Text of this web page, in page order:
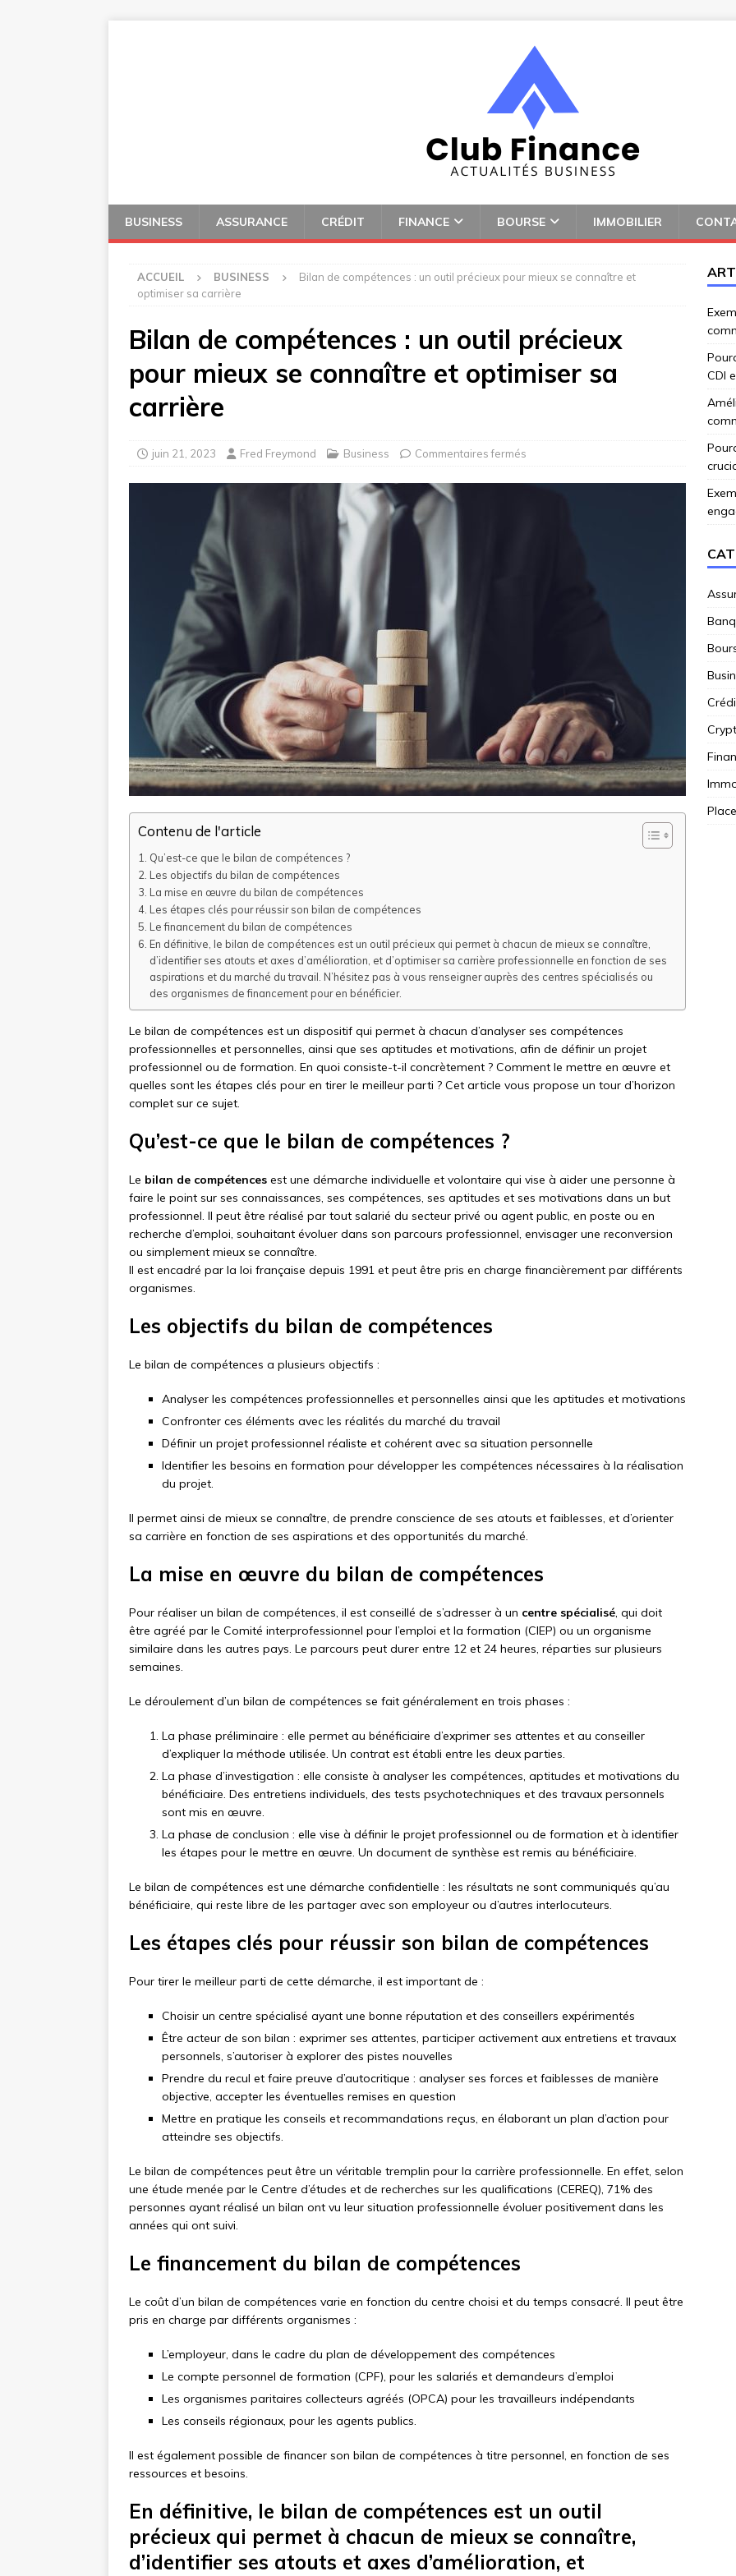
BUSINESS ASSURANCE CRÉDIT FINANCE BOURSE IMMOBILIER
ACCUEIL BUSINESS
Bilan de compétences : un outil précieux pour mieux se connaître et
optimiser sa carrière
Bilan de compétences : un outil précieux
pour mieux se connaître et optimiser sa
carrière
juin 21, 2023 Fred Freymond Business Commentaires fermés
Contenu de l'article
Qu’est-ce que le bilan de compétences ?
Les objectifs du bilan de compétences
La mise en œuvre du bilan de compétences
Les étapes clés pour réussir son bilan de compétences
Le financement du bilan de compétences
En définitive, le bilan de compétences est un outil précieux qui permet à chacun de mieux se connaître,
d’identifier ses atouts et axes d’amélioration, et d’optimiser sa carrière professionnelle en fonction de ses
aspirations et du marché du travail. N’hésitez pas à vous renseigner auprès des centres spécialisés ou
des organismes de financement pour en bénéficier.
Le bilan de compétences est un dispositif qui permet à chacun d’analyser ses compétences
professionnelles et personnelles, ainsi que ses aptitudes et motivations, afin de définir un projet
professionnel ou de formation. En quoi consiste-t-il concrètement ? Comment le mettre en œuvre et
quelles sont les étapes clés pour en tirer le meilleur parti ? Cet article vous propose un tour d’horizon
complet sur ce sujet.
Qu’est-ce que le bilan de compétences ?
Le bilan de compétences est une démarche individuelle et volontaire qui vise à aider une personne à
faire le point sur ses connaissances, ses compétences, ses aptitudes et ses motivations dans un but
professionnel. Il peut être réalisé par tout salarié du secteur privé ou agent public, en poste ou en
recherche d’emploi, souhaitant évoluer dans son parcours professionnel, envisager une reconversion
ou simplement mieux se connaître.
Il est encadré par la loi française depuis 1991 et peut être pris en charge financièrement par différents
organismes.
Les objectifs du bilan de compétences
Le bilan de compétences a plusieurs objectifs :
Analyser les compétences professionnelles et personnelles ainsi que les aptitudes et motivations
Confronter ces éléments avec les réalités du marché du travail
Définir un projet professionnel réaliste et cohérent avec sa situation personnelle
Identifier les besoins en formation pour développer les compétences nécessaires à la réalisation
du projet.
Il permet ainsi de mieux se connaître, de prendre conscience de ses atouts et faiblesses, et d’orienter
sa carrière en fonction de ses aspirations et des opportunités du marché.
La mise en œuvre du bilan de compétences
Pour réaliser un bilan de compétences, il est conseillé de s’adresser à un centre spécialisé, qui doit
être agréé par le Comité interprofessionnel pour l’emploi et la formation (CIEP) ou un organisme
similaire dans les autres pays. Le parcours peut durer entre 12 et 24 heures, réparties sur plusieurs
semaines.
Le déroulement d’un bilan de compétences se fait généralement en trois phases :
La phase préliminaire : elle permet au bénéficiaire d’exprimer ses attentes et au conseiller
d’expliquer la méthode utilisée. Un contrat est établi entre les deux parties.
La phase d’investigation : elle consiste à analyser les compétences, aptitudes et motivations du
bénéficiaire. Des entretiens individuels, des tests psychotechniques et des travaux personnels
sont mis en œuvre.
La phase de conclusion : elle vise à définir le projet professionnel ou de formation et à identifier
les étapes pour le mettre en œuvre. Un document de synthèse est remis au bénéficiaire.
Le bilan de compétences est une démarche confidentielle : les résultats ne sont communiqués qu’au
bénéficiaire, qui reste libre de les partager avec son employeur ou d’autres interlocuteurs.
Les étapes clés pour réussir son bilan de compétences
Pour tirer le meilleur parti de cette démarche, il est important de :
Choisir un centre spécialisé ayant une bonne réputation et des conseillers expérimentés
Être acteur de son bilan : exprimer ses attentes, participer activement aux entretiens et travaux
personnels, s’autoriser à explorer des pistes nouvelles
Prendre du recul et faire preuve d’autocritique : analyser ses forces et faiblesses de manière
objective, accepter les éventuelles remises en question
Mettre en pratique les conseils et recommandations reçus, en élaborant un plan d’action pour
atteindre ses objectifs.
Le bilan de compétences peut être un véritable tremplin pour la carrière professionnelle. En effet, selon
une étude menée par le Centre d’études et de recherches sur les qualifications (CEREQ), 71% des
personnes ayant réalisé un bilan ont vu leur situation professionnelle évoluer positivement dans les
années qui ont suivi.
Le financement du bilan de compétences
Le coût d’un bilan de compétences varie en fonction du centre choisi et du temps consacré. Il peut être
pris en charge par différents organismes :
L’employeur, dans le cadre du plan de développement des compétences
Le compte personnel de formation (CPF), pour les salariés et demandeurs d’emploi
Les organismes paritaires collecteurs agréés (OPCA) pour les travailleurs indépendants
Les conseils régionaux, pour les agents publics.
Il est également possible de financer son bilan de compétences à titre personnel, en fonction de ses
ressources et besoins.
En définitive, le bilan de compétences est un outil
précieux qui permet à chacun de mieux se connaître,
d’identifier ses atouts et axes d’amélioration, et
CDI